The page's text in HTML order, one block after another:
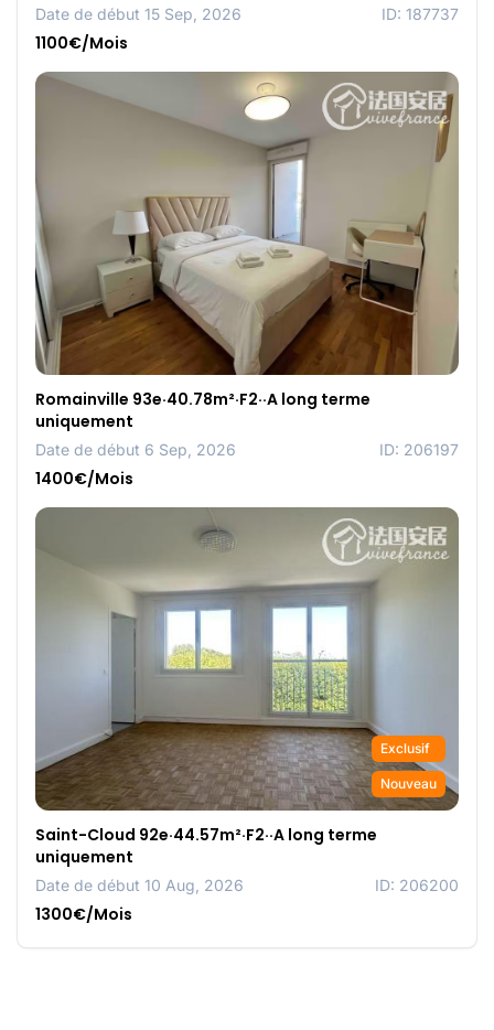
Date de début 15 Sep, 2026 ID: 187737
1100€/Mois
Romainville 93e·40.78m²·F2··A long terme
uniquement
Date de début 6 Sep, 2026 ID: 206197
1400€/Mois
Exclusif
Nouveau
Saint-Cloud 92e·44.57m²·F2··A long terme
uniquement
Date de début 10 Aug, 2026 ID: 206200
1300€/Mois